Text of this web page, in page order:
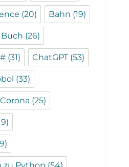
(20) Bahn (19)
Buch (26)
(31) ChatGPT(53)
(33)
Corona (25)